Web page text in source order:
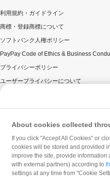
利用規約・ガイドライン
商標・登録商標について
ソフトバンク人権ポリシー
PayPay Code of Ethics & Business
プライバシーポリシー
ユーザープライバシーについて
ウェブサイト利用規約
反社会的勢力に対する方針
勧誘方針
マネロン等基本方針
カスタマーハラスメントに関する当社の
About cookies collected
If you click "Accept All Cookies" or
cookies will be stored and provided
improve the site, provide
with external partners) according to
settings at any time from "Cookie